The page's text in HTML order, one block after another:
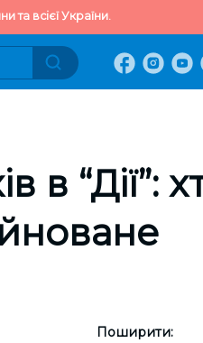
всієї України.
“Дії”:
Поширити: